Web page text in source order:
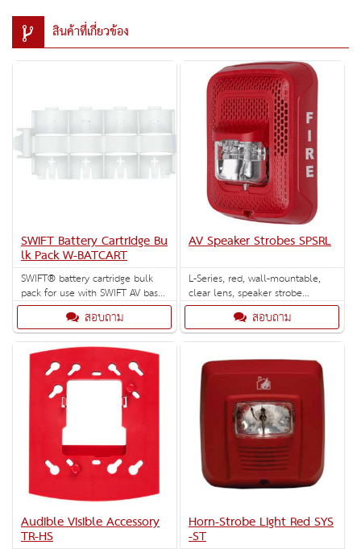
สินค้าที่เกี่ยวข้อง
SWIFT Battery Cartridge Bu
lk Pack W-BATCART
SWIFT® battery cartridge bulk
pack for use with SWIFT AV bases
and SWIFT pull stations.
สอบถาม
AV Speaker Strobes SPSRL
L-Series, red, wall-mountable,
clear lens, speaker strobe
marked "FIRE". Selectable strobe
settings: 15, 30, 75, 95, 110,
135, and 185 cd.
สอบถาม
Audible Visible Accessory
TR-HS
Horn-Strobe Light Red SYS
-ST